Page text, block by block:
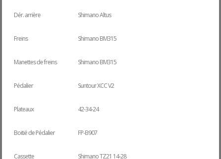
Dér. arrière Shimano Altus
Freins Shimano BM315
Manettes de freins Shimano BM315
Pédalier Suntour XCC V2
Plateaux 42-34-24
Boitié de Pédalier FP-B907
Cassette Shimano TZ21 14-28